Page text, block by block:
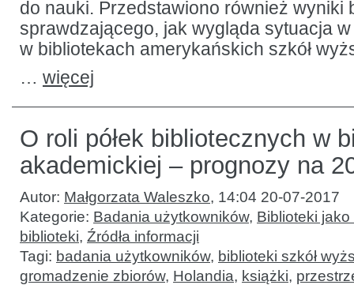
do nauki. Przedstawiono również wyniki
sprawdzającego, jak wygląda sytuacja
w bibliotekach amerykańskich szkół
… więcej
O roli półek bibliotecznych w
akademickiej – prognozy na
Autor: Małgorzata Waleszko, 14:04 20-07-2017
Kategorie: Badania użytkowników, Biblioteki
biblioteki, Źródła informacji
Tagi: badania użytkowników, biblioteki szkół
gromadzenie zbiorów, Holandia, książki,